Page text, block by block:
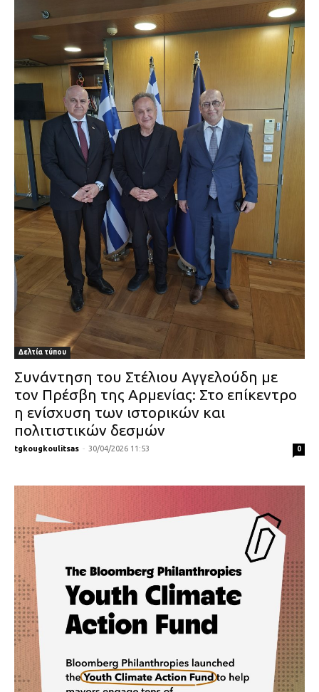
Δελτία τύπου
Συνάντηση του Στέλιου Αγγελούδη με
τον Πρέσβη της Αρμενίας: Στο επίκεντρο
η ενίσχυση των ιστορικών και
πολιτιστικών δεσμών
tgkougkoulitsas - 30/04/2026 11:53 0